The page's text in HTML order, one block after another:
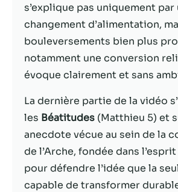
s’explique pas uniquement par
changement d’alimentation,
bouleversements bien plus
notamment une conversion
évoque clairement et sans
La dernière partie de la vidéo
les Béatitudes (Matthieu 5) et
anecdote vécue au sein de la
de l’Arche, fondée dans
pour défendre l’idée que la
capable de transformer
du
En
votre
site,